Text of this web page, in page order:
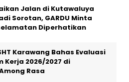
Jalan di Kutawaluya
Sorotan, GARDU Minta
Diperhatikan
Karawang Bahas Evaluasi
Kerja 2026/2027 di
Rasa